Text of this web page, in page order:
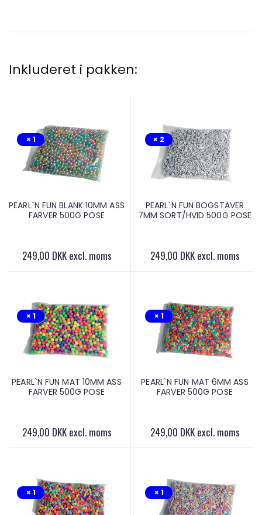
Inkluderet i pakken:
× 1
PEARL`N FUN BLANK 10MM ASS
FARVER 500G POSE
249,00 DKK excl. moms
× 2
PEARL`N FUN BOGSTAVER
7MM SORT/HVID 500G POSE
249,00 DKK excl. moms
× 1
PEARL`N FUN MAT 10MM ASS
FARVER 500G POSE
249,00 DKK excl. moms
× 1
PEARL`N FUN MAT 6MM ASS
FARVER 500G POSE
249,00 DKK excl. moms
× 1 × 1